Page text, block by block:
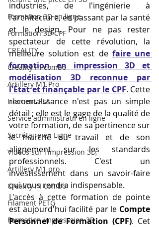
Formation 3D en ligne.
Formation 3D CPF
CREALITY,
Creality Hi combo
Artillery M1 Pro
Filament PLA
Service administratif en ligne
Secrétaire en Ligne
Vidéos sur l'impression 3D,
Artillery M1 pro
Creality HI combo
Filament PETG
Formation impresssion 3D
industries, de l'ingénierie à
l'architecture, en passant par la santé
et le design. Pour ne pas rester
spectateur de cette révolution, la
meilleure solution est de faire une
formation en impression 3D et
modélisation 3D reconnue par
l'État et finançable par le CPF. Cette
reconnaissance n'est pas un simple
détail ; elle est le gage de la qualité de
votre formation, de sa pertinence sur
le marché du travail et de son
alignement sur les standards
professionnels. C'est un
investissement dans un savoir-faire
qui vous rendra indispensable.
L'accès à cette formation de pointe
est aujourd'hui facilité par le Compte
Personnel de Formation (CPF). Cet